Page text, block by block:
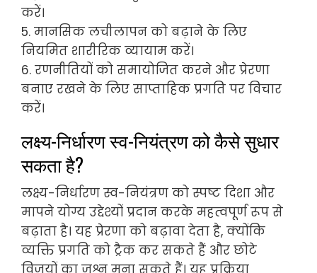
करें।
5. मानसिक लचीलापन को बढ़ाने के लिए
नियमित शारीरिक व्यायाम करें।
6. रणनीतियों को समायोजित करने और प्रेरणा
बनाए रखने के लिए साप्ताहिक प्रगति पर विचार
करें।
लक्ष्य-निर्धारण स्व-नियंत्रण को कैसे सुधार
सकता है?
लक्ष्य-निर्धारण स्व-नियंत्रण को स्पष्ट दिशा और
मापने योग्य उद्देश्यों प्रदान करके महत्वपूर्ण रूप से
बढ़ाता है। यह प्रेरणा को बढ़ावा देता है, क्योंकि
व्यक्ति प्रगति को ट्रैक कर सकते हैं और छोटे
विजयों का जश्न मना सकते हैं। यह प्रक्रिया